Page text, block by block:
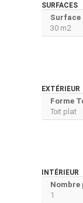
SURFACES
Surface
30 m2
EXTÉRIEUR
Forme
Toit plat
INTÉRIEUR
Nombre
1